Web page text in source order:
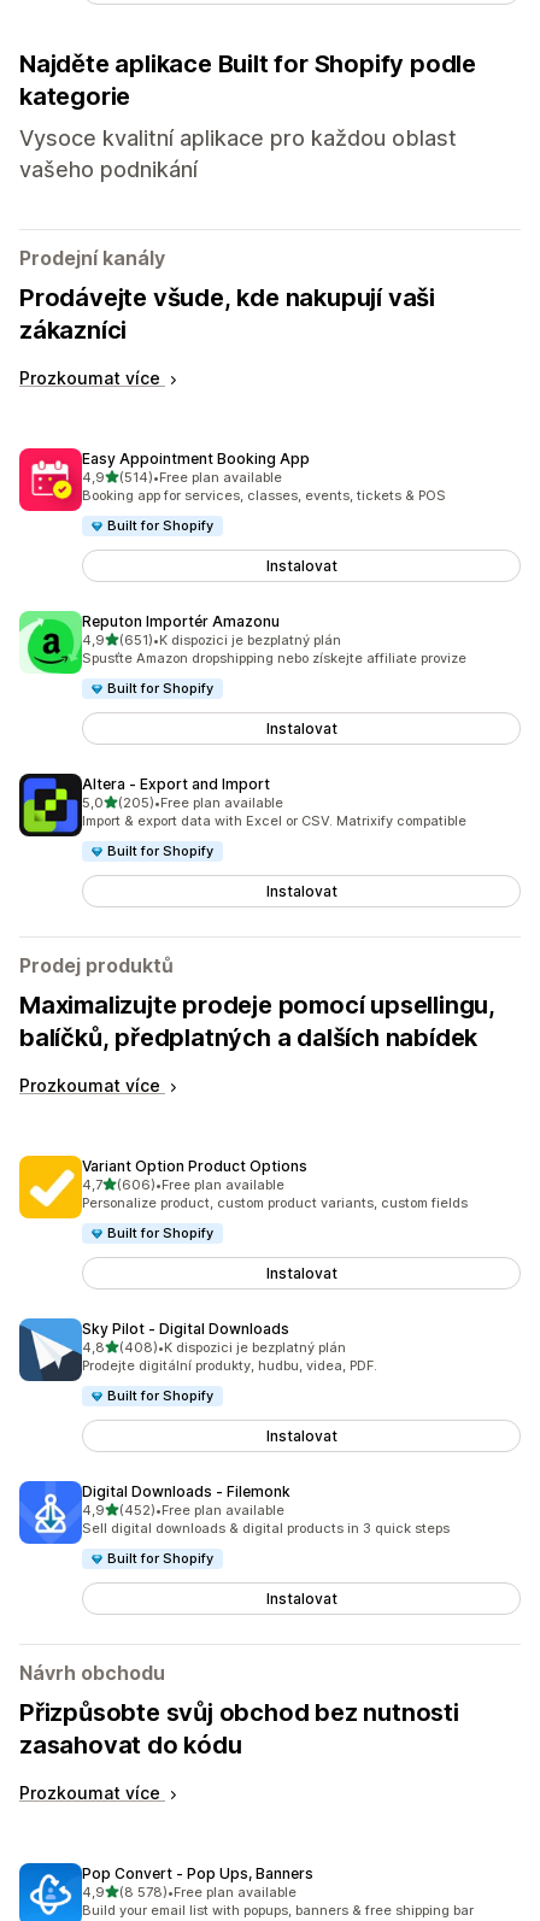
Najděte aplikace Built for Shopify podle
kategorie
Vysoce kvalitní aplikace pro každou oblast
vašeho podnikání
Prodejní kanály
Prodávejte všude, kde nakupují vaši
zákazníci
Prozkoumat více
Easy Appointment Booking App
4,9z 5 hvězd
(514)
Celkový počet recenzí: 514
•Free plan available
Booking app for services, classes, events, tickets & POS
Built for Shopify
Instalovat
Reputon Importér Amazonu
4,9z 5 hvězd
(651)
Celkový počet recenzí: 651
•K dispozici je bezplatný plán
Spusťte Amazon dropshipping nebo získejte affiliate provize
Built for Shopify
Instalovat
Altera ‑ Export and Import
5,0z 5 hvězd
(205)
Celkový počet recenzí: 205
•Free plan available
Import & export data with Excel or CSV. Matrixify compatible
Built for Shopify
Instalovat
Prodej produktů
Maximalizujte prodeje pomocí upsellingu,
balíčků, předplatných a dalších nabídek
Prozkoumat více
Variant Option Product Options
4,7z 5 hvězd
(606)
Celkový počet recenzí: 606
•Free plan available
Personalize product, custom product variants, custom fields
Built for Shopify
Instalovat
Sky Pilot ‑ Digital Downloads
4,8z 5 hvězd
(408)
Celkový počet recenzí: 408
•K dispozici je bezplatný plán
Prodejte digitální produkty, hudbu, videa, PDF.
Built for Shopify
Instalovat
Digital Downloads ‑ Filemonk
4,9z 5 hvězd
(452)
Celkový počet recenzí: 452
•Free plan available
Sell digital downloads & digital products in 3 quick steps
Built for Shopify
Instalovat
Návrh obchodu
Přizpůsobte svůj obchod bez nutnosti
zasahovat do kódu
Prozkoumat více
Pop Convert ‑ Pop Ups, Banners
4,9z 5 hvězd
(8 578)
Celkový počet recenzí: 8578
•Free plan available
Build your email list with popups, banners & free shipping bar